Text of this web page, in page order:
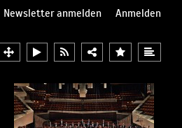
Newsletter anmelden
Anmelden